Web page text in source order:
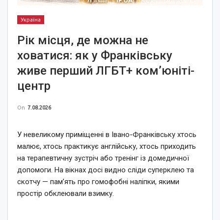
Україна
Рік місця, де можна не
ховатися: як у Франківську
живе перший ЛГБТ+ ком’юніті-
центр
On 7.08.2026
У невеликому приміщенні в Івано-Франківську хтось
малює, хтось практикує англійську, хтось приходить
на терапевтичну зустріч або тренінг із домедичної
допомоги. На вікнах досі видно сліди суперклею та
скотчу — пам’ять про гомофобні наліпки, якими
простір обклеювали взимку.